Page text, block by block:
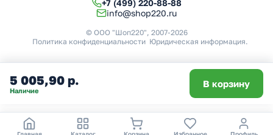
5 005,90 р.
Наличие
В корзину
+7 (499) 220-88-88
info@shop220.ru
© ООО "Шоп220", 2007-2026
Политика конфиденциальности Юридическая информация.